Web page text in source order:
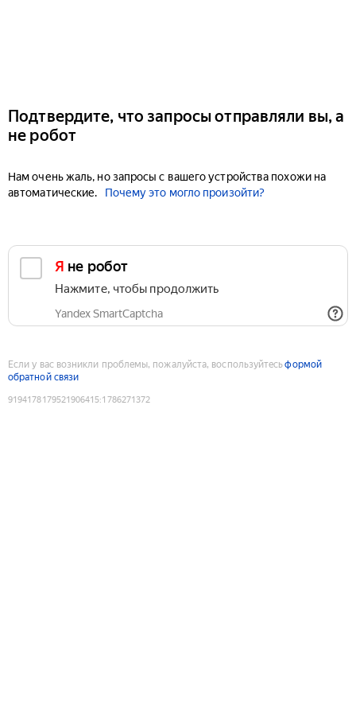
Подтвердите, что запросы отправляли вы, а
не робот
Нам очень жаль, но запросы с вашего устройства похожи на
автоматические.
Почему это могло произойти?
Я не робот
Нажмите, чтобы продолжить
Yandex SmartCaptcha
Если у вас возникли проблемы, пожалуйста, воспользуйтесьформой
обратной связи
9194178179521906415:1786271372